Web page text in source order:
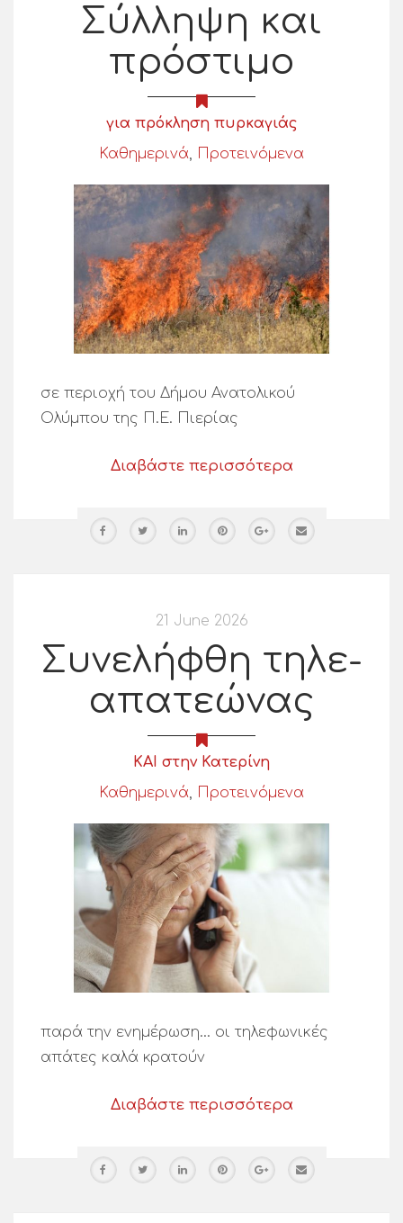
Σύλληψη και
πρόστιμο
για πρόκληση πυρκαγιάς
Καθημερινά, Προτεινόμενα
σε περιοχή του Δήμου Ανατολικού
Ολύμπου της Π.Ε. Πιερίας
Διαβάστε περισσότερα
21 June 2026
Συνελήφθη τηλε-
απατεώνας
ΚΑΙ στην Κατερίνη
Καθημερινά, Προτεινόμενα
παρά την ενημέρωση… οι τηλεφωνικές
απάτες καλά κρατούν
Διαβάστε περισσότερα